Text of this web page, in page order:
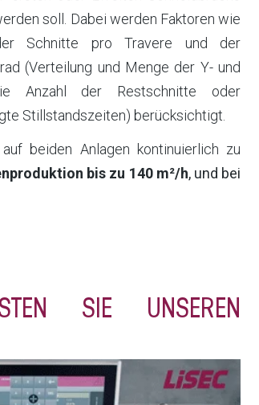
soll. Dabei werden Faktoren wie
Schnitte pro Travere und der
(Verteilung und Menge der Y- und
Anzahl der Restschnitte oder
Stillstandszeiten) berücksichtigt.
beiden Anlagen kontinuierlich zu
bis zu 140 m²/h, und bei
SIE UNSEREN